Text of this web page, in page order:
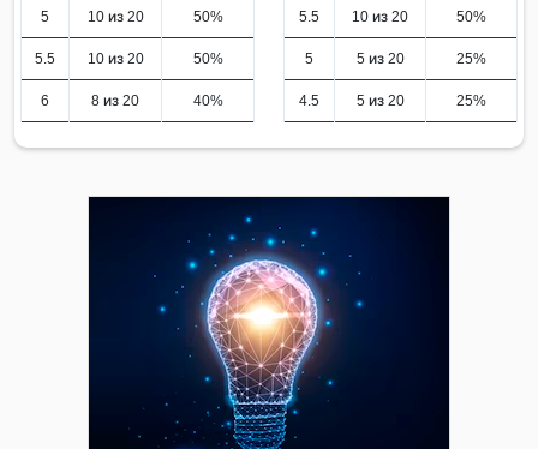
5 10 из 20 50%
5.5 10 из 20 50%
6 8 из 20 40%
5.5 10 из 20 50%
5 5 из 20 25%
4.5 5 из 20 25%